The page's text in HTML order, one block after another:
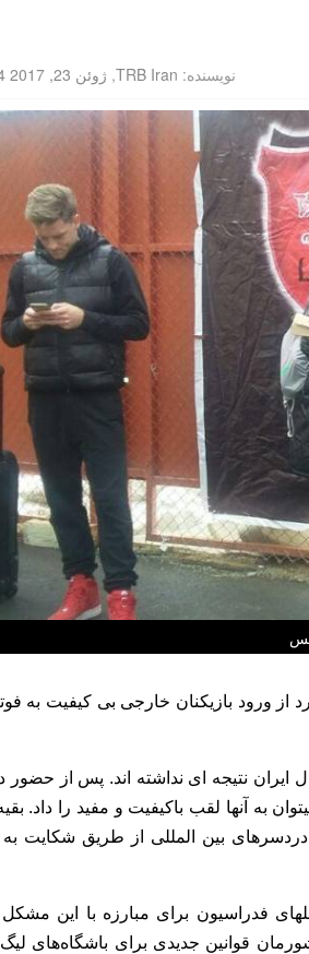
نویسنده: TRB Iran
, ژوئن 23, 2017 10:54 ب.ظ
از ورود بازیکنان خارجی بی کیفیت به
نتیجه ای نداشته اند. پس از حضور
به آنها لقب باکیفیت و مفید را داد.
بین المللی از طریق شکایت به
فدراسیون برای مبارزه با این
قوانین جدیدی برای باشگاه‌‌های